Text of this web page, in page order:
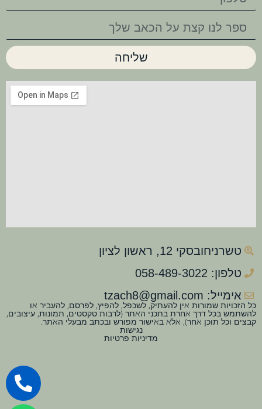
שליחה
טשרניחובסקי 12, ראשון לציון
טלפון: 058-489-3022
אימייל: tzach8@gmail.com
כל הזכויות שמורות אין להעתיק, לשכפל, להפיץ, לפרסם, להעביר או
להשתמש בכל דרך אחרת בתכני האתר (לרבות טקסטים, תמונות, עיצובים,
קבצים וכל תוכן אחר), אלא באישור מפורש ובכתב מבעלי האתר.
נגישות
מדיניות פרטיות